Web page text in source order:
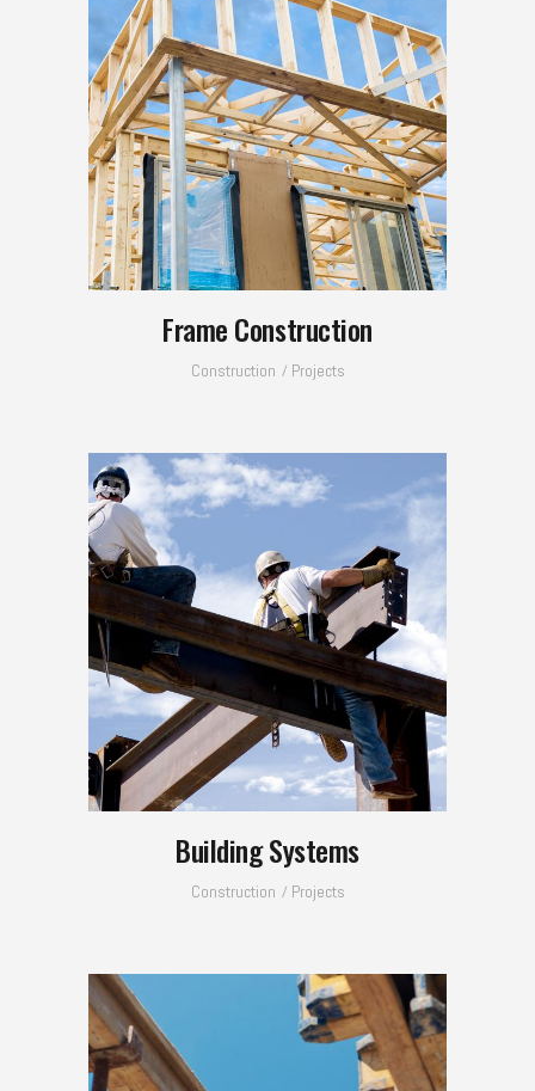
Frame Construction
Construction Projects
Building Systems
Construction Projects